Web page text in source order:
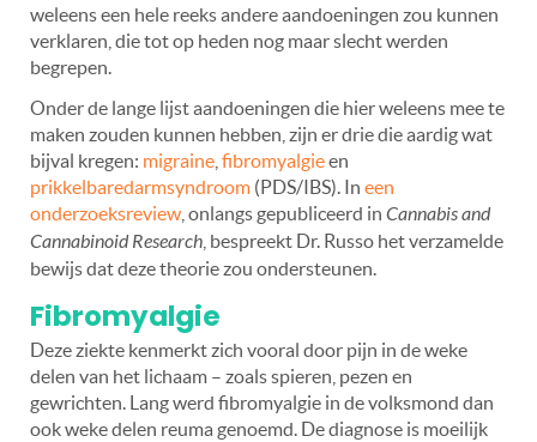
weleens een hele reeks andere aandoeningen zou kunnen
verklaren, die tot op heden nog maar slecht werden
begrepen.
Onder de lange lijst aandoeningen die hier weleens mee te
maken zouden kunnen hebben, zijn er drie die aardig wat
bijval kregen: migraine fibromyalgieen
prikkelbaredarmsyndroom (PDS/IBS). In een
onderzoeksreview , onlangs gepubliceerd in Cannabis and
Cannabinoid Research , bespreekt Dr. Russo het verzamelde
bewijs dat deze theorie zou ondersteunen.
Fibromyalgie
Deze ziekte kenmerkt zich vooral door pijn in de weke
delen van het lichaam – zoals spieren, pezen en
gewrichten. Lang werd fibromyalgie in de volksmond dan
ook weke delen reuma genoemd. De diagnose is moeilijk